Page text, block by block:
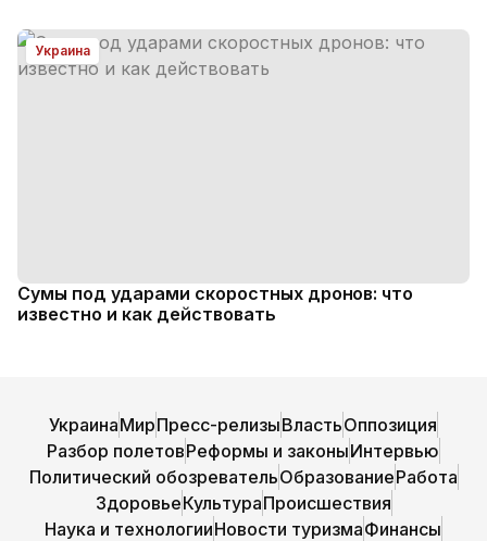
Украина
Сумы под ударами скоростных дронов: что
известно и как действовать
УкраинаМирПресс-релизыВластьОппозиция
Разбор полетовРеформы и законыИнтервью
Политический обозревательОбразованиеРабота
ЗдоровьеКультураПроисшествия
Наука и технологииНовости туризмаФинансы